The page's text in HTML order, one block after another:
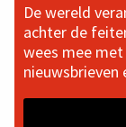
De wereld
achter de
wees mee met
nieuwsbrieven